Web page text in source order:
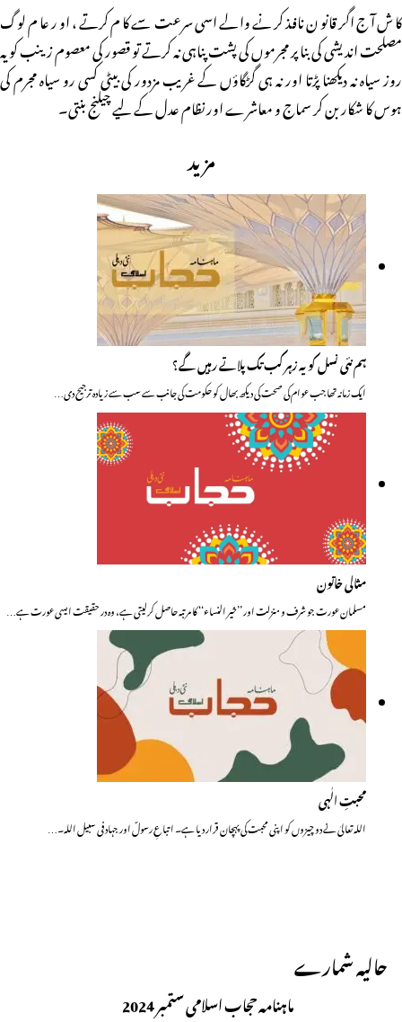
کاش آج اگر قانون نافذ کرنے والے اسی سرعت سے کام کرتے، اور عام لوگ
مصلحت اندیشی کی بنا پر مجرموں کی پشت پناہی نہ کرتے تو قصور کی معصوم زینب کو یہ
روز سیاہ نہ دیکھنا پڑتا اور نہ ہی گڑگاؤں کے غریب مزدور کی بیٹی کسی رو سیاہ مجرم کی
ہوس کا شکار بن کر سماج و معاشرے اور نظام عدل کے لیے چیلنج بنتی۔
مزید
ہم نئی نسل کو یہ زہر کب تک پلاتے رہیں گے؟
ایک زمانہ تھا جب عوام کی صحت کی دیکھ بھال کو حکومت کی جانب سے سب سے زیادہ ترجیح دی…
مثالی خاتون
مسلمان عورت جو شرف و منزلت اور ’’خیر النساء‘‘ کا مرتبہ حاصل کرلیتی ہے، وہ در حقیقت ایسی عورت ہے…
محبتِ الٰہی
اللہ تعالیٰ نے دو چیزوں کو اپنی محبت کی پہچان قرار دیا ہے۔ اتباعِ رسولؐ اور جہاد فی سبیل اللہ۔…
حالیہ شمارے
ماہنامہ حجاب اسلامی ستمبر 2024